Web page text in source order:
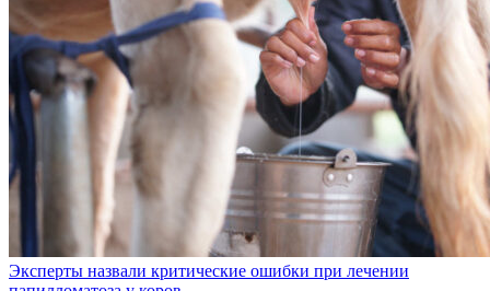
Эксперты назвали критические ошибки при лечении